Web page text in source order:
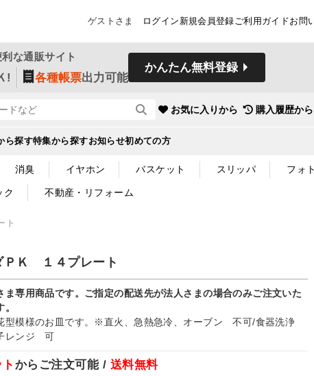
ゲストさま ログイン 新規会員登録ご利用ガイドお問
な通販サイト
! 各種帳票出力可能
かんたん無料登録
お気に入りから 購入履歴から
ら探す特集から探すお知らせ初めての方
消臭 イヤホン バスケット スリッパ フォ
ク 不動産・リフォーム
ト
ＰＫ １４プレート
ま専用商品です。ご指定の配送先が法人さまの場合のみご注文いた
型模様のお皿です。※直火、急熱急冷、オーブン 不可/食器洗浄
レンジ 可
からご注文可能 / 送料無料